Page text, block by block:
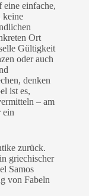
einfache,
keine
Ort
Gültigkeit
oder auch
denken
ist es,
– am
ein
zurück.
griechischer
Samos
von Fabeln